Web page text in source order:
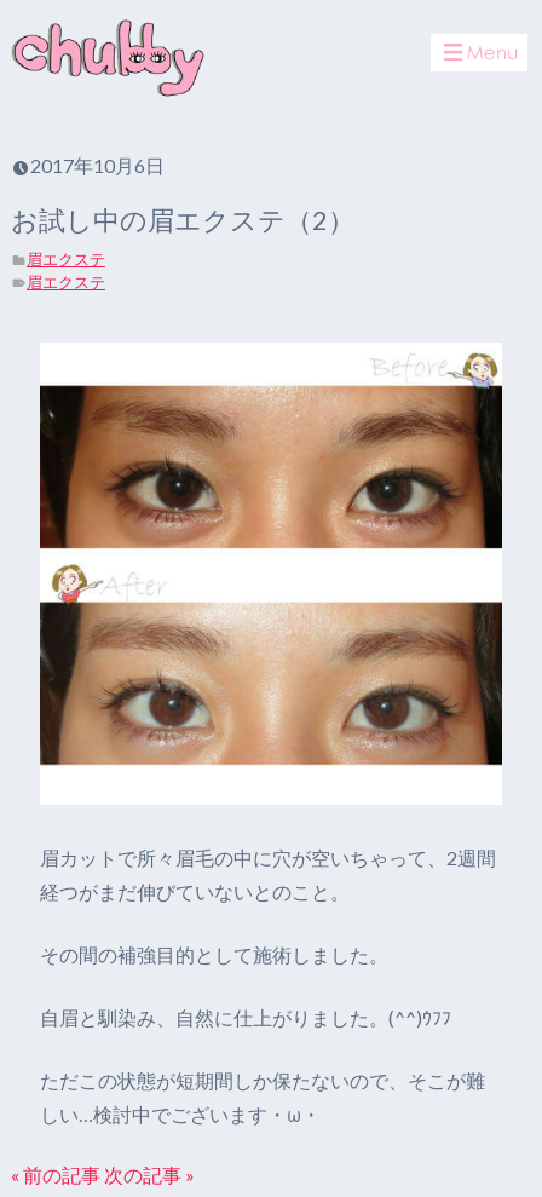
2017年10月6日
お試し中の眉エクステ（2）
眉エクステ
眉エクステ
眉カットで所々眉毛の中に穴が空いちゃって、2週間
経つがまだ伸びていないとのこと。
その間の補強目的として施術しました。
自眉と馴染み、自然に仕上がりました。(^^)ｳﾌﾌ
ただこの状態が短期間しか保たないので、そこが難
しい…検討中でございます・ω・
« 前の記事 次の記事 »